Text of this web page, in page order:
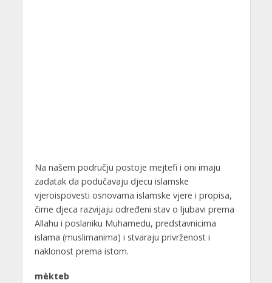
Na našem području postoje mejtefi i oni imaju
zadatak da podučavaju djecu islamske
vjeroispovesti osnovama islamske vjere i propisa,
čime djeca razvijaju određeni stav o ljubavi prema
Allahu i poslaniku Muhamedu, predstavnicima
islama (muslimanima) i stvaraju privrženost i
naklonost prema istom.
mèkteb